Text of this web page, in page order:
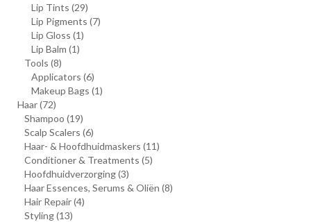
Lip Tints (29)
Lip Pigments (7)
Lip Gloss (1)
Lip Balm (1)
Tools (8)
Applicators (6)
Makeup Bags (1)
Haar(72)
Shampoo (19)
Scalp Scalers (6)
Haar- & Hoofdhuidmaskers (11)
Conditioner & Treatments (5)
Hoofdhuidverzorging(3)
Haar Essences, Serums & Oliën (8)
Hair Repair(4)
Styling(13)